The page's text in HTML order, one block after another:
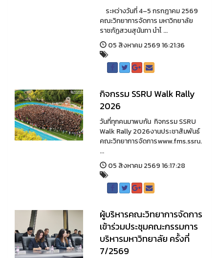
ระหว่างวันที่ 4–5 กรกฎาคม 2569
คณะวิทยาการจัดการ มหาวิทยาลัย
ราชภัฏสวนสุนันทา นำโ ...
05 สิงหาคม 2569 16:21:36
กิจกรรม SSRU Walk Rally
2026
วันที่ทุกคนมาพบกัน กิจกรรม SSRU
Walk Rally 2026งานประชาสัมพันธ์
คณะวิทยาการจัดการwww.fms.ssru.
...
05 สิงหาคม 2569 16:17:28
ผู้บริหารคณะวิทยาการจัดการ
เข้าร่วมประชุมคณะกรรมการ
บริหารมหาวิทยาลัย ครั้งที่
7/2569